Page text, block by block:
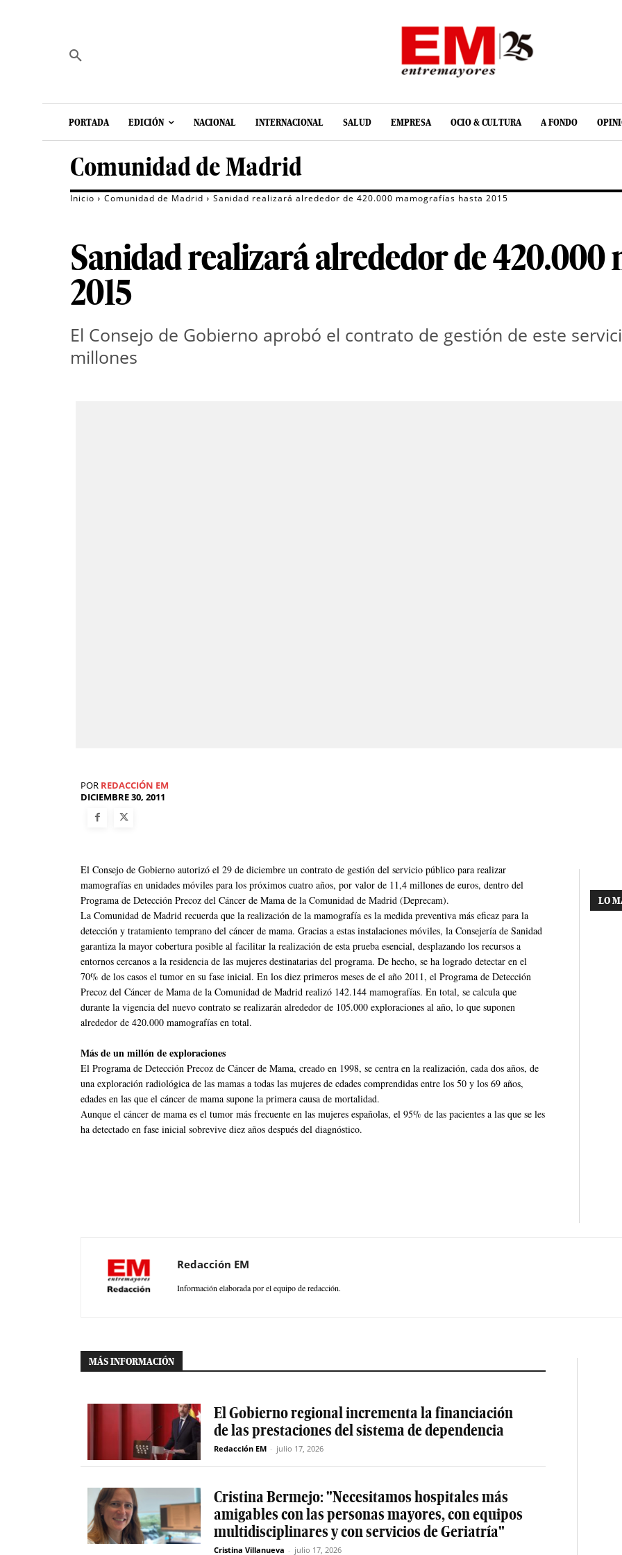
PORTADA EDICIÓN NACIONAL INTERNACIONAL SALUD EMPRESA OCIO & CULTURA A FONDO
Comunidad de Madrid
Inicio Comunidad de Madrid Sanidad realizará alrededor de 420.000 mamografías hasta 2015
Sanidad realizará alrededor de 420.000
2015
El Consejo de Gobierno aprobó el contrato de gestión de este
millones
POR REDACCIÓN EM
DICIEMBRE 30, 2011
El Consejo de Gobierno autorizó el 29 de diciembre un contrato de gestión del servicio público para realizar
mamografías en unidades móviles para los próximos cuatro años, por valor de 11,4 millones de euros, dentro del
Programa de Detección Precoz del Cáncer de Mama de la Comunidad de Madrid (Deprecam).
La Comunidad de Madrid recuerda que la realización de la mamografía es la medida preventiva más eficaz para la
detección y tratamiento temprano del cáncer de mama. Gracias a estas instalaciones móviles, la Consejería de Sanidad
garantiza la mayor cobertura posible al facilitar la realización de esta prueba esencial, desplazando los recursos a
entornos cercanos a la residencia de las mujeres destinatarias del programa. De hecho, se ha logrado detectar en el
70% de los casos el tumor en su fase inicial. En los diez primeros meses de el año 2011, el Programa de Detección
Precoz del Cáncer de Mama de la Comunidad de Madrid realizó 142.144 mamografías. En total, se calcula que
durante la vigencia del nuevo contrato se realizarán alrededor de 105.000 exploraciones al año, lo que suponen
alrededor de 420.000 mamografías en total.
Más de un millón de exploraciones
El Programa de Detección Precoz de Cáncer de Mama, creado en 1998, se centra en la realización, cada dos años, de
una exploración radiológica de las mamas a todas las mujeres de edades comprendidas entre los 50 y los 69 años,
edades en las que el cáncer de mama supone la primera causa de mortalidad.
Aunque el cáncer de mama es el tumor más frecuente en las mujeres españolas, el 95% de las pacientes a las que se les
ha detectado en fase inicial sobrevive diez años después del diagnóstico.
LO
Redacción EM
Información elaborada por el equipo de redacción.
MÁS INFORMACIÓN
El Gobierno regional incrementa la financiación
de las prestaciones del sistema de dependencia
Redacción EM - julio 17, 2026
Cristina Bermejo: "Necesitamos hospitales más
amigables con las personas mayores, con equipos
multidisciplinares y con servicios de Geriatría"
Cristina Villanueva - julio 17, 2026